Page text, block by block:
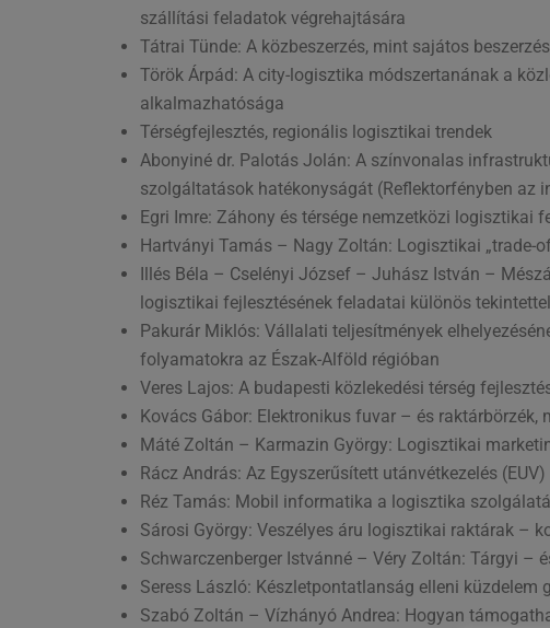
szállítási feladatok végrehajtására
Tátrai Tünde: A közbeszerzés, mint sajátos
Török Árpád: A city-logisztika módszertanának a
alkalmazhatósága
Térségfejlesztés, regionális logisztikai trendek
Abonyiné dr. Palotás Jolán: A színvonalas
szolgáltatások hatékonyságát (Reflektorfényben az
Egri Imre: Záhony és térsége nemzetközi logisztikai
Hartványi Tamás – Nagy Zoltán: Logisztikai „trade-
Illés Béla – Cselényi József – Juhász István –
logisztikai fejlesztésének feladatai különös
Pakurár Miklós: Vállalati teljesítmények
folyamatokra az Észak-Alföld régióban
Veres Lajos: A budapesti közlekedési térség
Kovács Gábor: Elektronikus fuvar – és
Máté Zoltán – Karmazin György: Logisztikai
Rácz András: Az Egyszerűsített utánvétkezelés
Réz Tamás: Mobil informatika a logisztika
Sárosi György: Veszélyes áru logisztikai raktárak –
Schwarczenberger Istvánné – Véry Zoltán: Tárgyi –
Seress László: Készletpontatlanság elleni küzdelem
Szabó Zoltán – Vízhányó Andrea: Hogyan